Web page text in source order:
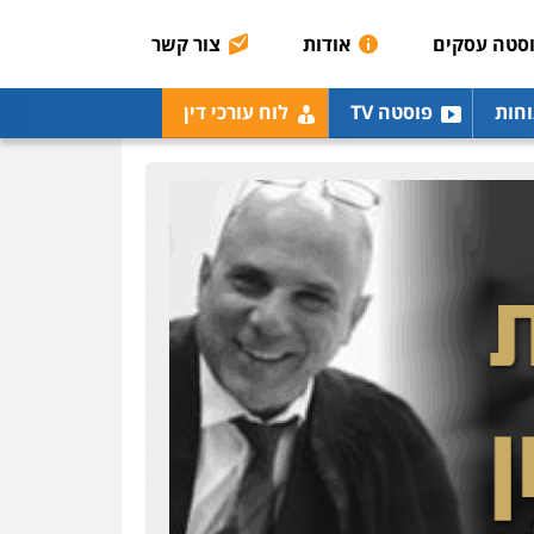
עסקים אודות צור קשר
פוסטה TV לוח עורכי דין
מנשה, אלמוג – עורכי דין
פלילי עבירות תנועה
צווארון לבן תעבורה עורכי
דין לענייני אסירים מעצרים
0546470989
עו"ד אבי כהן
פלילי פשיעה חמורה
קטינים אלימות סמים
עבירות מין
0523647066
ויקי שמואל – משרד עו"ד
משפט פלילי
0528959600